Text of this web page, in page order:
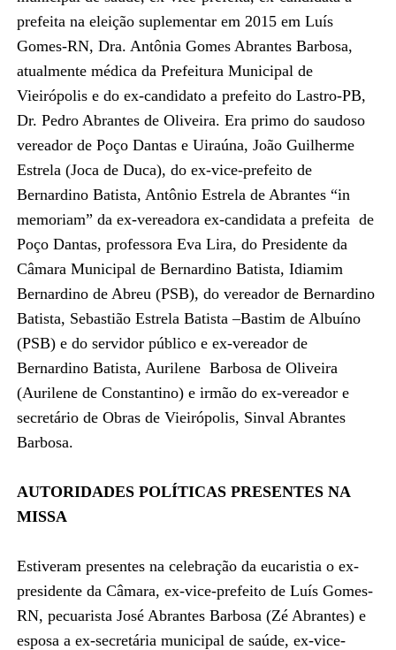
prefeita na eleição suplementar em 2015 em Luís
Gomes-RN, Dra. Antônia Gomes Abrantes Barbosa,
atualmente médica da Prefeitura Municipal de
Vieirópolis e do ex-candidato a prefeito do Lastro-PB,
Dr. Pedro Abrantes de Oliveira. Era primo do saudoso
vereador de Poço Dantas e Uiraúna, João Guilherme
Estrela (Joca de Duca), do ex-vice-prefeito de
Bernardino Batista, Antônio Estrela de Abrantes “in
memoriam” da ex-vereadora ex-candidata a prefeita de
Poço Dantas, professora Eva Lira, do Presidente da
Câmara Municipal de Bernardino Batista, Idiamim
Bernardino de Abreu (PSB), do vereador de Bernardino
Batista, Sebastião Estrela Batista –Bastim de Albuíno
(PSB) e do servidor público e ex-vereador de
Bernardino Batista, Aurilene Barbosa de Oliveira
(Aurilene de Constantino) e irmão do ex-vereador e
secretário de Obras de Vieirópolis, Sinval Abrantes
Barbosa.
AUTORIDADES POLÍTICAS PRESENTES NA
MISSA
Estiveram presentes na celebração da eucaristia o ex-
presidente da Câmara, ex-vice-prefeito de Luís Gomes-
RN, pecuarista José Abrantes Barbosa (Zé Abrantes) e
esposa a ex-secretária municipal de saúde, ex-vice-